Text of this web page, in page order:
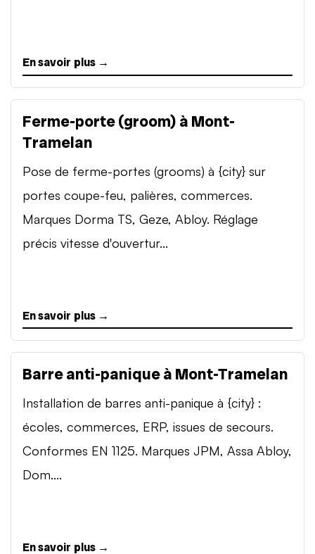
En savoir plus →
Ferme-porte (groom) à Mont-
Tramelan
Pose de ferme-portes (grooms) à {city} sur
portes coupe-feu, palières, commerces.
Marques Dorma TS, Geze, Abloy. Réglage
précis vitesse d'ouvertur...
En savoir plus →
Barre anti-panique à Mont-Tramelan
Installation de barres anti-panique à {city} :
écoles, commerces, ERP, issues de secours.
Conformes EN 1125. Marques JPM, Assa Abloy,
Dom....
En savoir plus →